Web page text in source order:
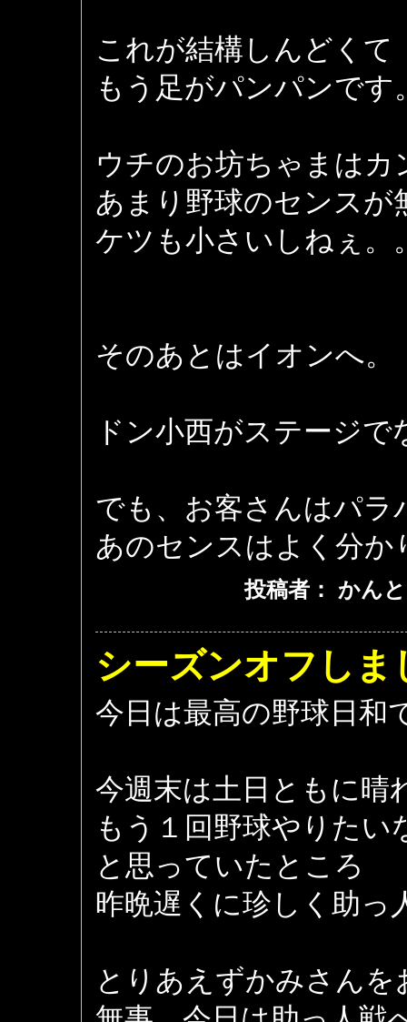
これが結構しんどくて
もう足がパンパンです
ウチのお坊ちゃまはカ
あまり野球のセンスが
ケツも小さいしねぇ。
そのあとはイオンへ。
ドン小西がステージ
でも、お客さんはパラ
あのセンスはよく分か
投稿者： かん
シーズンオフしま
今日は最高の野球日和
今週末は土日ともに晴
もう１回野球やりたい
と思っていたところ
昨晩遅くに珍しく助っ
とりあえずかみさんを